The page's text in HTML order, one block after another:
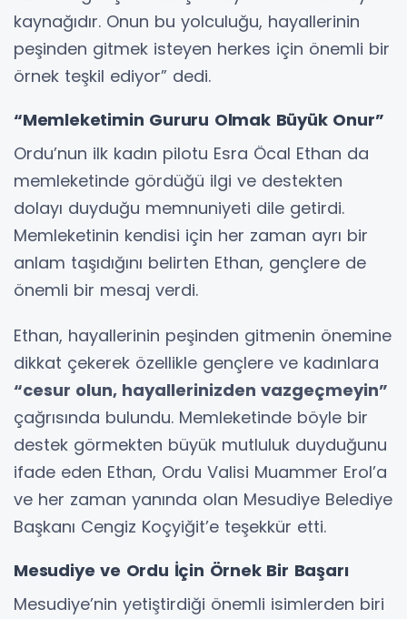
kaynağıdır. Onun bu yolculuğu, hayallerinin
peşinden gitmek isteyen herkes için önemli bir
örnek teşkil ediyor” dedi.
“Memleketimin Gururu Olmak Büyük Onur”
Ordu’nun ilk kadın pilotu Esra Öcal Ethan da
memleketinde gördüğü ilgi ve destekten
dolayı duyduğu memnuniyeti dile getirdi.
Memleketinin kendisi için her zaman ayrı bir
anlam taşıdığını belirten Ethan, gençlere de
önemli bir mesaj verdi.
Ethan, hayallerinin peşinden gitmenin önemine
dikkat çekerek özellikle gençlere ve kadınlara
“cesur olun, hayallerinizden vazgeçmeyin”
çağrısında bulundu. Memleketinde böyle bir
destek görmekten büyük mutluluk duyduğunu
ifade eden Ethan, Ordu Valisi Muammer Erol’a
ve her zaman yanında olan Mesudiye Belediye
Başkanı Cengiz Koçyiğit’e teşekkür etti.
Mesudiye ve Ordu İçin Örnek Bir Başarı
Mesudiye’nin yetiştirdiği önemli isimlerden biri